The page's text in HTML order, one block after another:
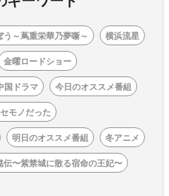
う～蔦重栄華乃夢噺～
横浜流星
金曜ロードショー
国ドラマ
今日のオススメ番組
モノだった
明日のオススメ番組
冬アニメ
伝〜紫禁城に散る宿命の王妃〜